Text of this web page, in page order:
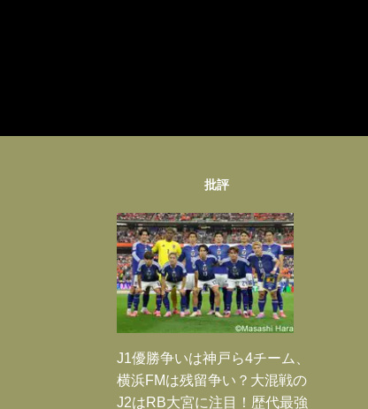
批評
J1優勝争いは神戸ら4チーム、
横浜FMは残留争い？大混戦の
J2はRB大宮に注目！歴代最強